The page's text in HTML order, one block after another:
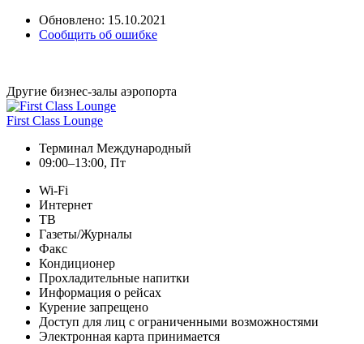
Обновлено: 15.10.2021
Сообщить об ошибке
Другие бизнес-залы аэропорта
First Class Lounge
Терминал Международный
09:00–13:00, Пт
Wi-Fi
Интернет
ТВ
Газеты/Журналы
Факс
Кондиционер
Прохладительные напитки
Информация о рейсах
Курение запрещено
Доступ для лиц с ограниченными возможностями
Электронная карта принимается